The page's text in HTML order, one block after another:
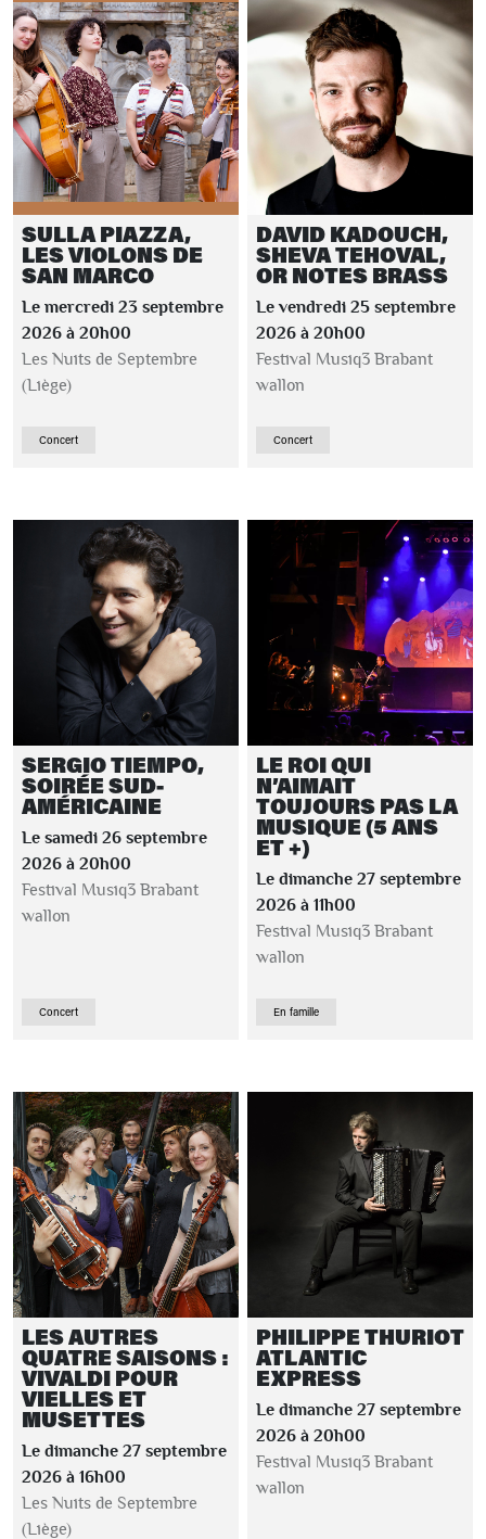
SULLA PIAZZA,
LES VIOLONS DE
SAN MARCO
Le mercredi 23 septembre
2026 à 20h00
Les Nuits de Septembre
(Liège)
Concert
DAVID KADOUCH,
SHEVA TEHOVAL,
OR NOTES BRASS
Le vendredi 25 septembre
2026 à 20h00
Festival Musiq3 Brabant
wallon
Concert
SERGIO TIEMPO,
SOIRÉE SUD-
AMÉRICAINE
Le samedi 26 septembre
2026 à 20h00
Festival Musiq3 Brabant
wallon
Concert
LE ROI QUI
N’AIMAIT
TOUJOURS PAS LA
MUSIQUE (5 ANS
ET +)
Le dimanche 27 septembre
2026 à 11h00
Festival Musiq3 Brabant
wallon
En famille
LES AUTRES
QUATRE SAISONS :
VIVALDI POUR
VIELLES ET
MUSETTES
Le dimanche 27 septembre
2026 à 16h00
Les Nuits de Septembre
(Liège)
PHILIPPE THURIOT
ATLANTIC
EXPRESS
Le dimanche 27 septembre
2026 à 20h00
Festival Musiq3 Brabant
wallon